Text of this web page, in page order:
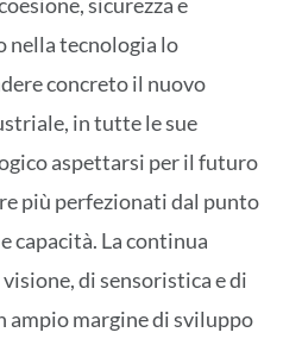
tecnologia lo
concreto il nuovo
in tutte le sue
aspettarsi per il futuro
più perfezionati dal punto
capacità. La continua
di sensoristica e di
ampio margine di sviluppo